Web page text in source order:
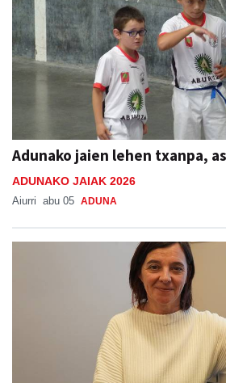
Adunako jaien lehen txanpa,
ADUNAKO JAIAK 2026
Aiurri abu 05 ADUNA